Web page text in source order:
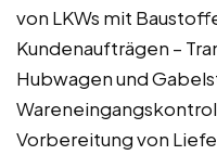
von LKWs mit
Kundenaufträgen –
Hubwagen und
Vorbereitung von